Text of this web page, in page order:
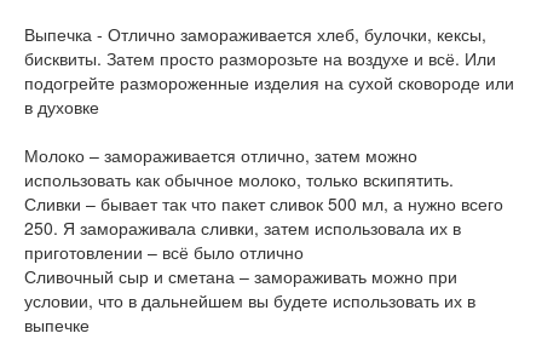
Выпечка - Отлично замораживается хлеб, булочки, кексы,
бисквиты. Затем просто разморозьте на воздухе и всё. Или
подогрейте размороженные изделия на сухой сковороде или
в духовке
Молоко – замораживается отлично, затем можно
использовать как обычное молоко, только вскипятить.
Сливки – бывает так что пакет сливок 500 мл, а нужно всего
250. Я замораживала сливки, затем использовала их в
приготовлении – всё было отлично
Сливочный сыр и сметана – замораживать можно при
условии, что в дальнейшем вы будете использовать их в
выпечке